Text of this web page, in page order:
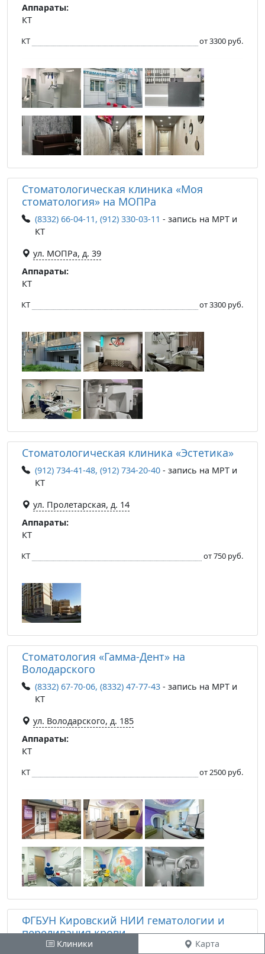
Аппараты:
КТ
КТ от 3300 руб.
Стоматологическая клиника «Моя
стоматология» на МОПРа
(8332) 66-04-11, (912) 330-03-11 - запись на МРТ и
КТ
ул. МОПРа, д. 39
Аппараты:
КТ
КТ от 3300 руб.
Стоматологическая клиника «Эстетика»
(912) 734-41-48, (912) 734-20-40 - запись на МРТ и
КТ
ул. Пролетарская, д. 14
Аппараты:
КТ
КТ от 750 руб.
Стоматология «Гамма-Дент» на
Володарского
(8332) 67-70-06, (8332) 47-77-43 - запись на МРТ и
КТ
ул. Володарского, д. 185
Аппараты:
КТ
КТ от 2500 руб.
ФГБУН Кировский НИИ гематологии и
переливания крови
(8332) 25-59-16, (8332) 54-17-70, (8332) 67-52-76
Клиники Карта